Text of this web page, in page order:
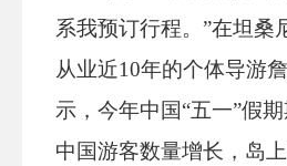
系我预订行程。”在坦桑
从业近10年的个体导游
示，今年中国“五一”假
中国游客数量增长，岛